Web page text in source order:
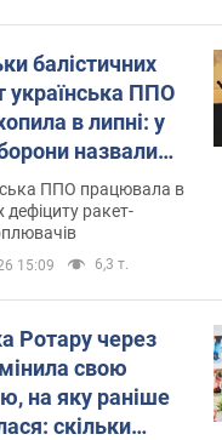
балістичних
українська ППО
в липні: у
назвали
ППО працювала в
дефіциту ракет-
15:09 6,3 т.
Ротару через
свою
на яку раніше
скільки